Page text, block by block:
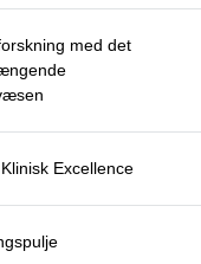
med det
Excellence